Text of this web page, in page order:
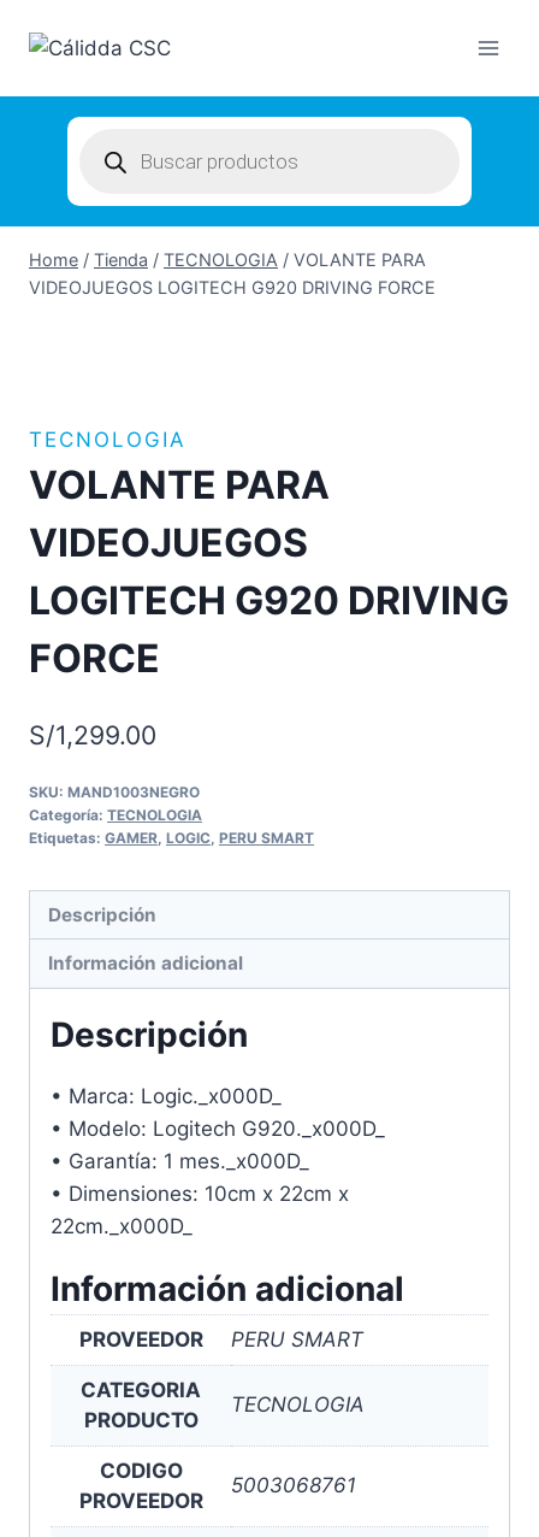
search
Home / Tienda / TECNOLOGIA / VOLANTE PARA
VIDEOJUEGOS LOGITECH G920 DRIVING FORCE
TECNOLOGIA
VOLANTE PARA
VIDEOJUEGOS
LOGITECH G920 DRIVING
FORCE
S/1,299.00
SKU: MAND1003NEGRO
Categoría: TECNOLOGIA
Etiquetas: GAMER LOGIC PERU SMART
Descripción
Información adicional
Descripción
• Marca: Logic._x000D_
• Modelo: Logitech G920._x000D_
• Garantía: 1 mes._x000D_
• Dimensiones: 10cm x 22cm x
22cm._x000D_
Información adicional
PROVEEDOR PERU SMART
CATEGORIA
PRODUCTO
TECNOLOGIA
CODIGO
PROVEEDOR
5003068761